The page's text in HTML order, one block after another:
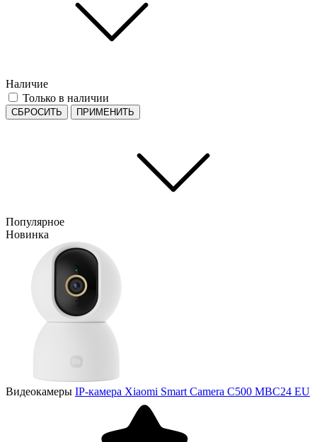
Наличие
Только в наличии
СБРОСИТЬ ПРИМЕНИТЬ
Популярное
Новинка
Видеокамеры IP-камера Xiaomi Smart Camera С500 MBC24 EU